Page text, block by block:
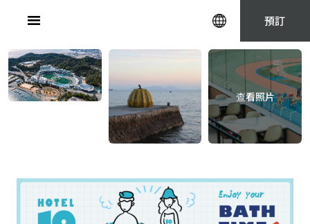
content
預訂
查看照片